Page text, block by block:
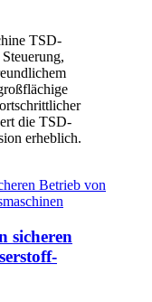
TSD-
die TSD-
erheblich.
sicheren